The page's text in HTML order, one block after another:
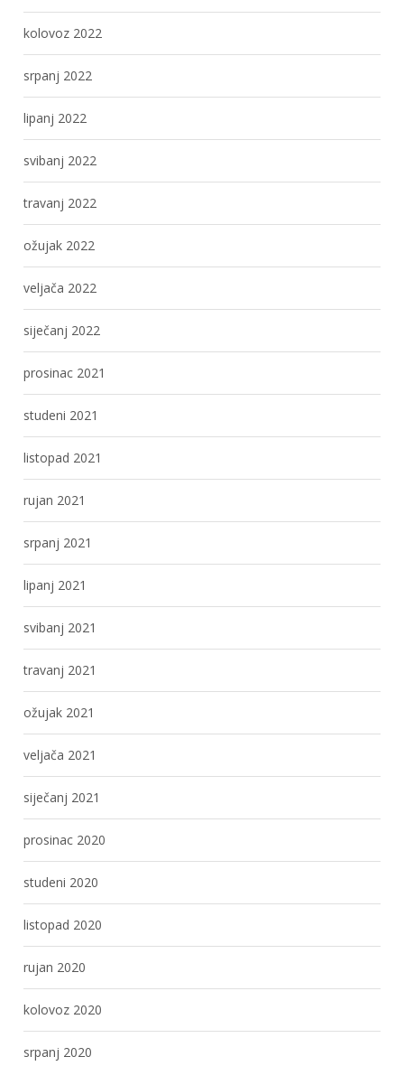
kolovoz 2022
srpanj 2022
lipanj 2022
svibanj 2022
travanj 2022
ožujak 2022
veljača 2022
siječanj 2022
prosinac 2021
studeni 2021
listopad 2021
rujan 2021
srpanj 2021
lipanj 2021
svibanj 2021
travanj 2021
ožujak 2021
veljača 2021
siječanj 2021
prosinac 2020
studeni 2020
listopad 2020
rujan 2020
kolovoz 2020
srpanj 2020